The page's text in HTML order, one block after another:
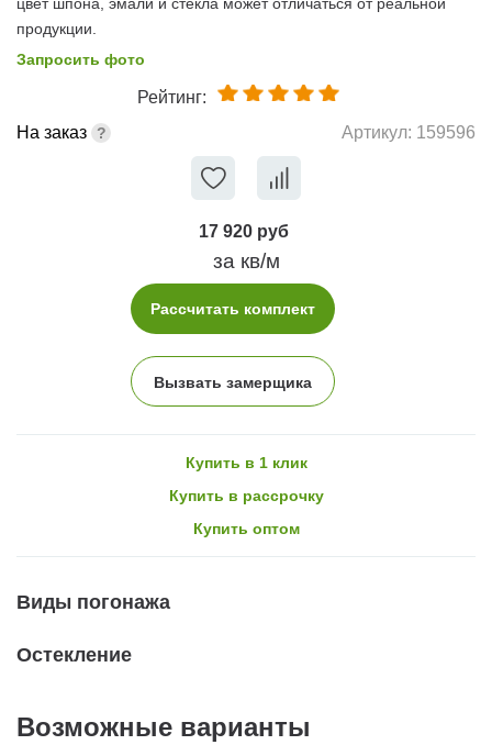
продукции.
Запросить фото
Рейтинг:
На заказ
Артикул: 159596
17 920 руб
за кв/м
Рассчитать комплект
Вызвать замерщика
Купить в 1 клик
Купить в рассрочку
Купить оптом
Виды погонажа
Остекление
Возможные варианты